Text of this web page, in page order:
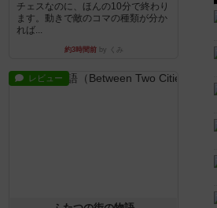
チェスなのに、ほんの10分で終わり
ます。動きで敵のコマの種類が分か
れば...
約3時間前by くみ
レビュー